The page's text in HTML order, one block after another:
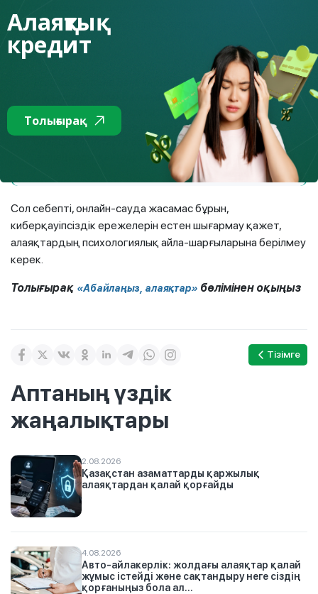
барлық ақшаны есептен шығара алады.
Есіңізде болсын! Банк карточкасының артқы
жағындағы үш таңбалы кодты және қолданыс
мерзімін қоса алғандағы, толық деректемелері –
бұл құпия мәліметтер болып табылады және
оларды алаяқтарға өз еркімен бергеніңіз
ақшаңызды қайтару мүмкін емес дегенді білдіреді.
Сол себепті, онлайн-сауда жасамас бұрын,
киберқауіпсіздік ережелерін естен шығармау қажет,
алаяқтардың психологиялық айла-шарғыларына берілмеу
керек.
Толығырақ «Абайлаңыз, алаяқтар» бөлімінен оқыңыз
Тізімге
Аптаның үздік
жаңалықтары
2.08.2026
Қазақстан азаматтарды қаржылық
алаяқтардан қалай қорғайды
4.08.2026
Авто-айлакерлік: жолдағы алаяқтар қалай
жұмыс істейді және сақтандыру неге сіздің
қорғаныңыз бола ал...
Алаяқтық
кредит
Толығырақ